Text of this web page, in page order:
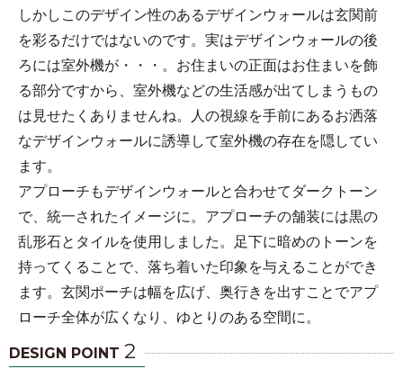
しかしこのデザイン性のあるデザインウォールは玄関前
を彩るだけではないのです。実はデザインウォールの後
ろには室外機が・・・。お住まいの正面はお住まいを飾
る部分ですから、室外機などの生活感が出てしまうもの
は見せたくありませんね。人の視線を手前にあるお洒落
なデザインウォールに誘導して室外機の存在を隠してい
ます。
アプローチもデザインウォールと合わせてダークトーン
で、統一されたイメージに。アプローチの舗装には黒の
乱形石とタイルを使用しました。足下に暗めのトーンを
持ってくることで、落ち着いた印象を与えることができ
ます。玄関ポーチは幅を広げ、奥行きを出すことでアプ
ローチ全体が広くなり、ゆとりのある空間に。
DESIGN POINT 2